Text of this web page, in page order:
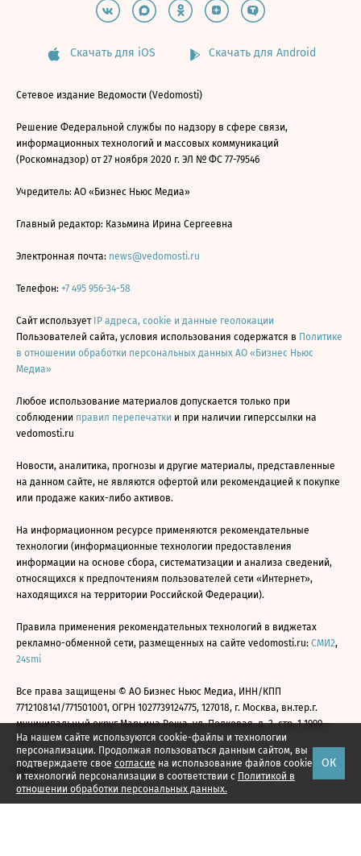
На нашем сайте используются cookie-файлы и технологии
персонализации. Продолжая пользоваться данным сайтом, вы
подтверждаете свое согласие на использование файлов cookie
и технологий персонализации в соответствии с Политикой в
отношении обработки персональных данных.
ОК
Скачать для iOS Скачать для Android
Сетевое издание Ведомости (Vedomosti)
Решение Федеральной службы по надзору в сфере связи,
информационных технологий и массовых коммуникаций
(Роскомнадзор) от 27 ноября 2020 г. ЭЛ № ФС 77-79546
Учредитель: АО «Бизнес Ньюс Медиа»
Главный редактор: Казьмина Ирина Сергеевна
Электронная почта: news@vedomosti.ru
Телефон: +7 495 956-34-58
Сайт использует IP адреса, cookie и данные геолокации
Пользователей сайта, условия использования содержатся в Политике
в отношении обработки персональных данных АО «Бизнес Ньюс
Медиа»
Любое использование материалов допускается только при
соблюдении правил перепечатки и при наличии гиперссылки на
vedomosti.ru
Новости, аналитика, прогнозы и другие материалы, представленные
на данном сайте, не являются офертой или рекомендацией к покупке
или продаже каких-либо активов.
На информационном ресурсе применяются рекомендательные
технологии (информационные технологии предоставления
информации на основе сбора, систематизации и анализа сведений,
относящихся к предпочтениям пользователей сети «Интернет»,
находящихся на территории Российской Федерации).
Правила применения рекомендательных технологий в виджетах
рекламно-обменной сети, размещенных на сайте vedomosti.ru: СМИ2,
24smi
Все права защищены © АО Бизнес Ньюс Медиа, ИНН/КПП
7712108141/771501001, ОГРН 1027739124775, 127018, г. Москва, вн.тер.г.
муниципальный округ Марьина Роща, ул. Полковая, д. 3, стр. 1 1999—
2026